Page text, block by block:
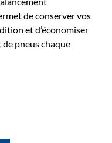
de conserver vos
et d’économiser
de pneus chaque